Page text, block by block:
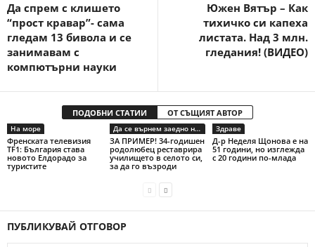
Да спрем с клишето
“прост кравар”- сама
гледам 13 бивола и се
занимавам с
компютърни науки
Южен Вятър – Как
тихичко си капеха
листата. Над 3 млн.
гледания! (ВИДЕО)
ПОДОБНИ СТАТИИ ОТ СЪЩИЯТ АВТОР
На море
Френската телевизия
TF1: България става
новото Елдорадо за
туристите
Да се върнем заедно на село
ЗА ПРИМЕР! 34-годишен
родолюбец реставрира
училището в селото си,
за да го възроди
Здраве
Д-р Неделя Щонова е на
51 години, но изглежда
с 20 години по-млада
ПУБЛИКУВАЙ ОТГОВОР